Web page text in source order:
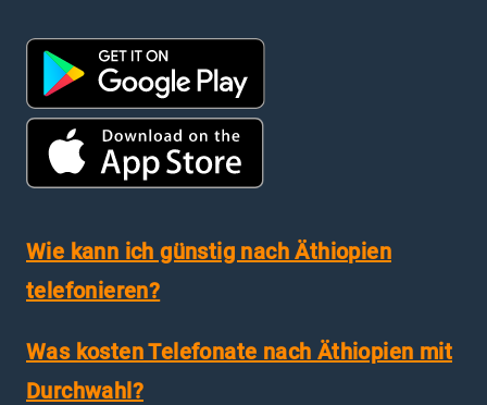
Wie kann ich günstig nach Äthiopien
telefonieren?
Was kosten Telefonate nach Äthiopien mit
Durchwahl?